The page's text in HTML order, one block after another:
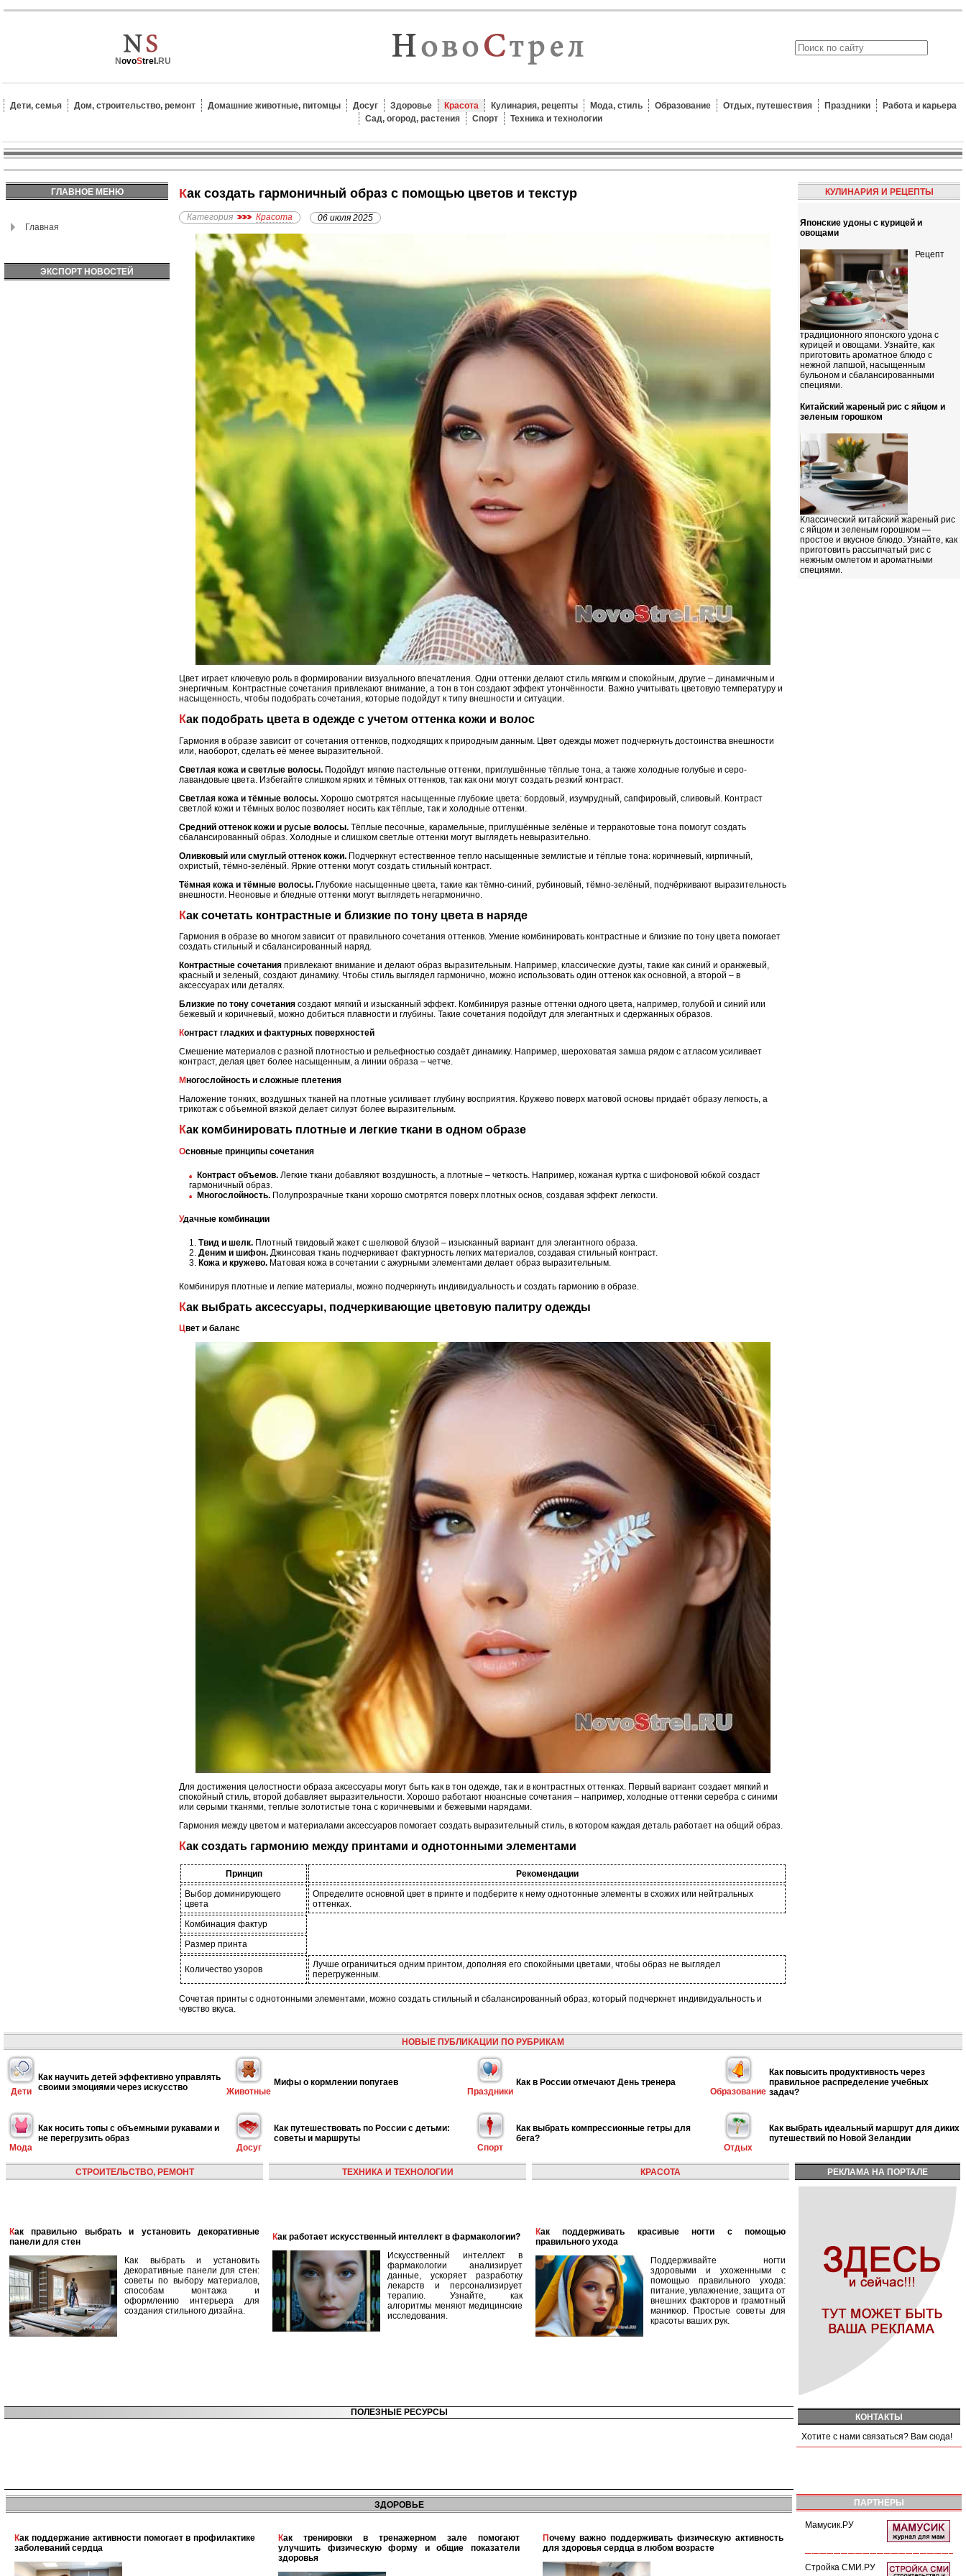
NovoStrel.RU
Дети, семья Дом, строительство, ремонт Домашние животные, питомцы Досуг Здоровье Красота Кулинария, рецепты Мода, стиль Образование Отдых, путешествия Праздники
Работа и карьера
Сад, огород, растения
Спорт Техника и технологии
ГЛАВНОЕ МЕНЮ
Главная
ЭКСПОРТ НОВОСТЕЙ
Как создать гармоничный образ с помощью цветов и текстур
Категория Красота 06 июля 2025
Цвет играет ключевую роль в формировании визуального впечатления. Одни оттенки делают стиль мягким и спокойным, другие – динамичным и
энергичным. Контрастные сочетания привлекают внимание, а тон в тон создают эффект утончённости. Важно учитывать цветовую температуру и
насыщенность, чтобы подобрать сочетания, которые подойдут к типу внешности и ситуации.
Как подобрать цвета в одежде с учетом оттенка кожи и волос
Гармония в образе зависит от сочетания оттенков, подходящих к природным данным. Цвет одежды может подчеркнуть достоинства внешности
или, наоборот, сделать её менее выразительной.
Светлая кожа и светлые волосы. Подойдут мягкие пастельные оттенки, приглушённые тёплые тона, а также холодные голубые и серо-
лавандовые цвета. Избегайте слишком ярких и тёмных оттенков, так как они могут создать резкий контраст.
Светлая кожа и тёмные волосы. Хорошо смотрятся насыщенные глубокие цвета: бордовый, изумрудный, сапфировый, сливовый. Контраст
светлой кожи и тёмных волос позволяет носить как тёплые, так и холодные оттенки.
Средний оттенок кожи и русые волосы. Тёплые песочные, карамельные, приглушённые зелёные и терракотовые тона помогут создать
сбалансированный образ. Холодные и слишком светлые оттенки могут выглядеть невыразительно.
Оливковый или смуглый оттенок кожи. Подчеркнут естественное тепло насыщенные землистые и тёплые тона: коричневый, кирпичный,
охристый, тёмно-зелёный. Яркие оттенки могут создать стильный контраст.
Тёмная кожа и тёмные волосы. Глубокие насыщенные цвета, такие как тёмно-синий, рубиновый, тёмно-зелёный, подчёркивают выразительность
внешности. Неоновые и бледные оттенки могут выглядеть негармонично.
Как сочетать контрастные и близкие по тону цвета в наряде
Гармония в образе во многом зависит от правильного сочетания оттенков. Умение комбинировать контрастные и близкие по тону цвета помогает
создать стильный и сбалансированный наряд.
Контрастные сочетания привлекают внимание и делают образ выразительным. Например, классические дуэты, такие как синий и оранжевый,
красный и зеленый, создают динамику. Чтобы стиль выглядел гармонично, можно использовать один оттенок как основной, а второй – в
аксессуарах или деталях.
Близкие по тону сочетания создают мягкий и изысканный эффект. Комбинируя разные оттенки одного цвета, например, голубой и синий или
бежевый и коричневый, можно добиться плавности и глубины. Такие сочетания подойдут для элегантных и сдержанных образов.
Контраст гладких и фактурных поверхностей
Смешение материалов с разной плотностью и рельефностью создаёт динамику. Например, шероховатая замша рядом с атласом усиливает
контраст, делая цвет более насыщенным, а линии образа – четче.
Многослойность и сложные плетения
Наложение тонких, воздушных тканей на плотные усиливает глубину восприятия. Кружево поверх матовой основы придаёт образу легкость, а
трикотаж с объемной вязкой делает силуэт более выразительным.
Как комбинировать плотные и легкие ткани в одном образе
Основные принципы сочетания
Контраст объемов. Легкие ткани добавляют воздушность, а плотные – четкость. Например, кожаная куртка с шифоновой юбкой создаст
гармоничный образ.
Многослойность. Полупрозрачные ткани хорошо смотрятся поверх плотных основ, создавая эффект легкости.
Удачные комбинации
Твид и шелк. Плотный твидовый жакет с шелковой блузой – изысканный вариант для элегантного образа.
Деним и шифон. Джинсовая ткань подчеркивает фактурность легких материалов, создавая стильный контраст.
Кожа и кружево. Матовая кожа в сочетании с ажурными элементами делает образ выразительным.
Комбинируя плотные и легкие материалы, можно подчеркнуть индивидуальность и создать гармонию в образе.
Как выбрать аксессуары, подчеркивающие цветовую палитру одежды
Цвет и баланс
Для достижения целостности образа аксессуары могут быть как в тон одежде, так и в контрастных оттенках. Первый вариант создает мягкий и
спокойный стиль, второй добавляет выразительности. Хорошо работают нюансные сочетания – например, холодные оттенки серебра с синими
или серыми тканями, теплые золотистые тона с коричневыми и бежевыми нарядами.
Гармония между цветом и материалами аксессуаров помогает создать выразительный стиль, в котором каждая деталь работает на общий образ.
Как создать гармонию между принтами и однотонными элементами
Принцип
Рекомендации
Выбор доминирующего
цвета
Определите основной цвет в принте и подберите к нему однотонные элементы в схожих или нейтральных
оттенках.
Комбинация фактур
Размер принта
Количество узоров
Лучше ограничиться одним принтом, дополняя его спокойными цветами, чтобы образ не выглядел
перегруженным.
Сочетая принты с однотонными элементами, можно создать стильный и сбалансированный образ, который подчеркнет индивидуальность и
чувство вкуса.
КУЛИНАРИЯ И РЕЦЕПТЫ
Японские удоны с курицей и
овощами
Рецепт
традиционного японского удона с
курицей и овощами. Узнайте, как
приготовить ароматное блюдо с
нежной лапшой, насыщенным
бульоном и сбалансированными
специями.
Китайский жареный рис с яйцом и
зеленым горошком
Классический китайский жареный рис
с яйцом и зеленым горошком —
простое и вкусное блюдо. Узнайте, как
приготовить рассыпчатый рис с
нежным омлетом и ароматными
специями.
НОВЫЕ ПУБЛИКАЦИИ ПО РУБРИКАМ
Дети
Как научить детей эффективно управлять
своими эмоциями через искусство
Животные
Мифы о кормлении попугаев
Праздники
Как в России отмечают День тренера
Образование
Как повысить продуктивность через
правильное распределение учебных
задач?
Мода
Как носить топы с объемными рукавами и
не перегрузить образ
Досуг
Как путешествовать по России с детьми:
советы и маршруты
Спорт
Как выбрать компрессионные гетры для
бега?
Отдых
Как выбрать идеальный маршрут для диких
путешествий по Новой Зеландии
СТРОИТЕЛЬСТВО, РЕМОНТ
Как правильно выбрать и установить декоративные
панели для стен
Как выбрать и установить
декоративные панели для стен:
советы по выбору материалов,
способам монтажа и
оформлению интерьера для
создания стильного дизайна.
ТЕХНИКА И ТЕХНОЛОГИИ
Как работает искусственный интеллект в фармакологии?
Искусственный интеллект в
фармакологии анализирует
данные, ускоряет разработку
лекарств и персонализирует
терапию. Узнайте, как
алгоритмы меняют медицинские
исследования.
КРАСОТА
Как поддерживать красивые ногти с помощью
правильного ухода
Поддерживайте ногти
здоровыми и ухоженными с
помощью правильного ухода:
питание, увлажнение, защита от
внешних факторов и грамотный
маникюр. Простые советы для
красоты ваших рук.
РЕКЛАМА НА ПОРТАЛЕ
ПОЛЕЗНЫЕ РЕСУРСЫ
КОНТАКТЫ
Хотите с нами связаться? Вам сюда!
ЗДОРОВЬЕ
Как поддержание активности помогает в профилактике
заболеваний сердца
Как тренировки в тренажерном зале помогают
улучшить физическую форму и общие показатели
здоровья
Почему важно поддерживать физическую активность
для здоровья сердца в любом возрасте
ПАРТНЁРЫ
Мамусик.РУ
Стройка СМИ.РУ